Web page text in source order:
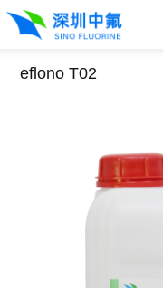
eflono T02